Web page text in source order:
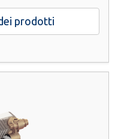
prodotti